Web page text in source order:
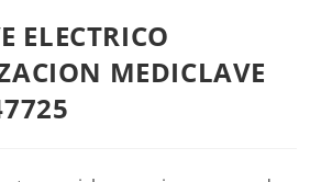
ELECTRICO
MEDICLAVE